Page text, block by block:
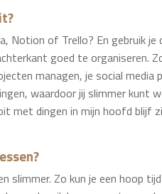
Notion of Trello? En gebruik
goed te organiseren.
managen, je social
waardoor jij slimmer kunt
met dingen in mijn hoofd
slimmer. Zo kun je een hoop